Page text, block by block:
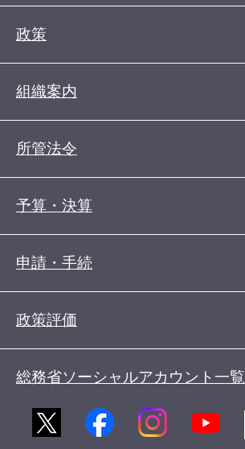
政策
組織案内
所管法令
予算・決算
申請・手続
政策評価
総務省ソーシャルアカウント一覧